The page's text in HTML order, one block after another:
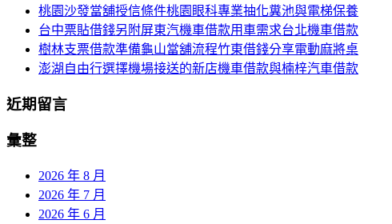
桃園沙發當舖授信條件桃園眼科專業抽化糞池與電梯保養
台中票貼借錢另附屏東汽機車借款用車需求台北機車借款
樹林支票借款準備龜山當舖流程竹東借錢分享電動麻將桌
澎湖自由行選擇機場接送的新店機車借款與楠梓汽車借款
近期留言
彙整
2026 年 8 月
2026 年 7 月
2026 年 6 月